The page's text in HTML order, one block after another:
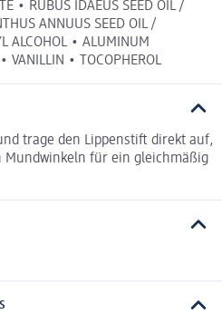
• RUBUS IDAEUS SEED OIL /
ANNUUS SEED OIL /
ALCOHOL • ALUMINUM
VANILLIN • TOCOPHEROL
trage den Lippenstift direkt auf,
Mundwinkeln für ein gleichmäßig